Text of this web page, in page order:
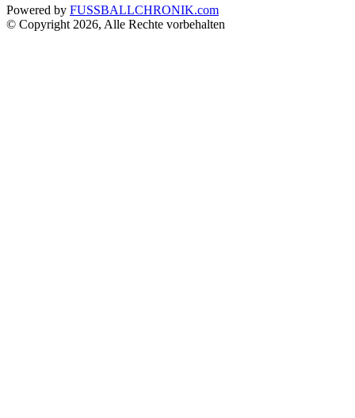
Powered by FUSSBALLCHRONIK.com
© Copyright 2026, Alle Rechte vorbehalten